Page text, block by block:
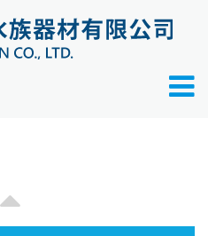
產品目錄